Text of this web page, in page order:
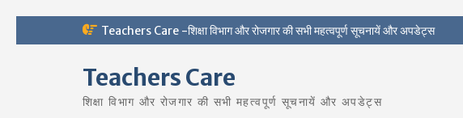
Teachers Care -शिक्षा विभाग और रोजगार की सभी महत्वपूर्ण सूचनायें और अपडेट्स
Teachers Care
शिक्षा विभाग और रोजगार की सभी महत्वपूर्ण सूचनायें और अपडेट्स